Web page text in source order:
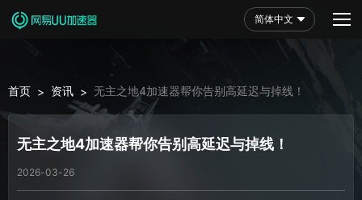
简体中文
首页 > 资讯 > 无主之地4加速器帮你告别高延迟与掉线！
无主之地4加速器帮你告别高延迟与掉线！
2026-03-26